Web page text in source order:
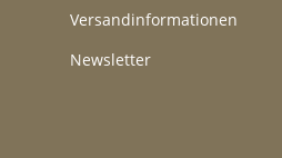
Versandinformationen
Newsletter